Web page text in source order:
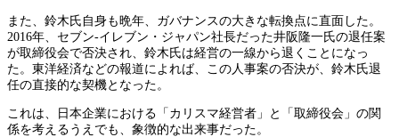
また、鈴木氏自身も晩年、ガバナンスの大きな転換点に直面した。
2016年、セブン-イレブン・ジャパン社長だった井阪隆一氏の退任案
が取締役会で否決され、鈴木氏は経営の一線から退くことになっ
た。東洋経済などの報道によれば、この人事案の否決が、鈴木氏退
任の直接的な契機となった。
これは、日本企業における「カリスマ経営者」と「取締役会」の関
係を考えるうえでも、象徴的な出来事だった。